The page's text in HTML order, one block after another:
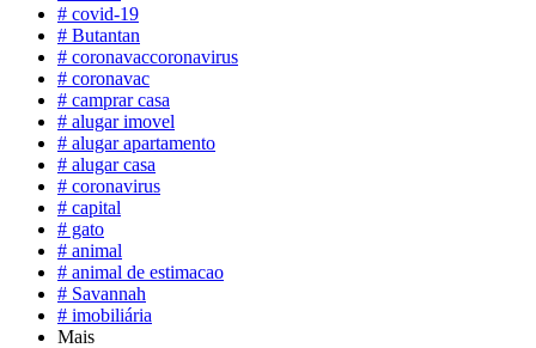
# covid-19
# Butantan
# coronavaccoronavirus
# coronavac
# camprar casa
# alugar imovel
# alugar apartamento
# alugar casa
# coronavirus
# capital
# gato
# animal
# animal de estimacao
# Savannah
# imobiliária
Mais